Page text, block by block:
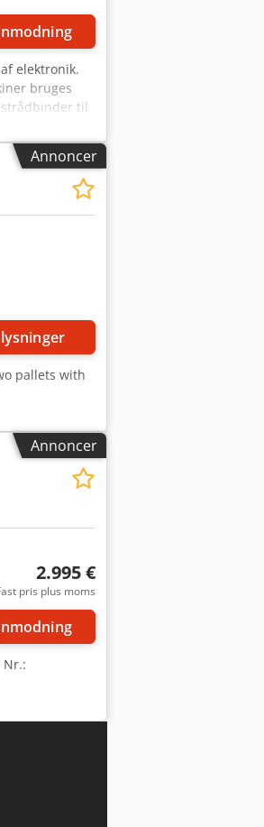
elektronik.
bruges
til
af
Op til 1000
typisk 7×–
Cedpfxjzi
og
ekstraudstyr
Annoncer
pallets with
Annoncer
2.995 €
pris plus moms
Nr.: